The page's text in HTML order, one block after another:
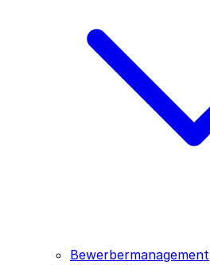
Bewerbermanagement